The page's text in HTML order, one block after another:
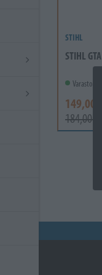
STIHL
STIHL
Varastossa
149,00 €
184,00 €